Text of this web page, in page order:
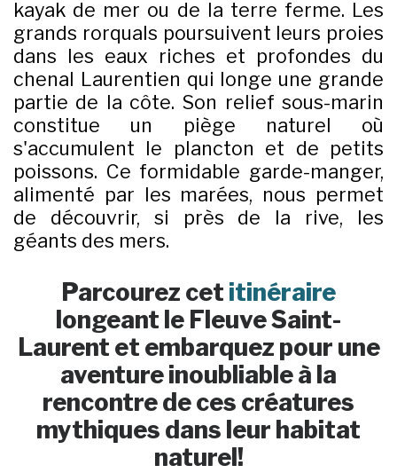
kayak de mer ou de la terre ferme. Les
grands rorquals poursuivent leurs proies
dans les eaux riches et profondes du
chenal Laurentien qui longe une grande
partie de la côte. Son relief sous-marin
constitue un piège naturel où
s'accumulent le plancton et de petits
poissons. Ce formidable garde-manger,
alimenté par les marées, nous permet
de découvrir, si près de la rive, les
géants des mers.
Parcourez cet itinéraire
longeant le Fleuve Saint-
Laurent et embarquez pour une
aventure inoubliable à la
rencontre de ces créatures
mythiques dans leur habitat
naturel!